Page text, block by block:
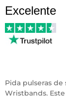
Excelente
Pida pulseras de
Wristbands.